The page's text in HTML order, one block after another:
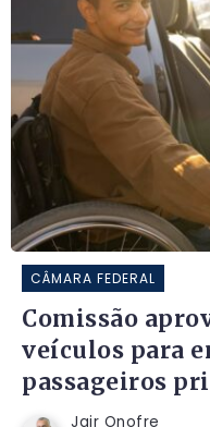
CÂMARA FEDERAL
Comissão
veículos para
passageiros
Jair Onofre